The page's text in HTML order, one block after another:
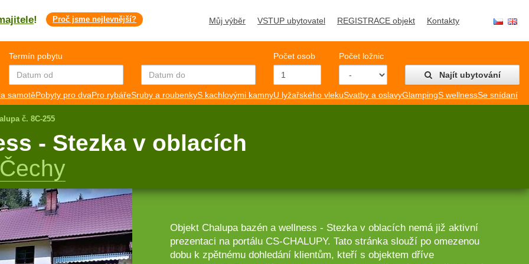
! Proč jsme nejlevnější? Můj výběr VSTUP ubytovatel REGISTRACE objekt Kontakty
Termín pobytu Počet osob
Počet ložnic
Najít ubytování
samotěPobyty pro dvaPro rybářeSruby a roubenkyS kachlovými kamnyU lyžařského vlekuSvatby a oslavyGlampingS wellnessSe snídaní
č. 8C-255
- Stezka v oblacích
Objekt Chalupa bazén a wellness - Stezka v oblacích nemá již aktivní
prezentaci na portálu CS-CHALUPY. Tato stránka slouží po omezenou
dobu k zpětnému dohledání klientům, kteří s objektem dříve